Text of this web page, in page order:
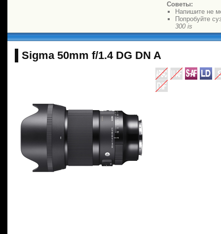
Советы:
Напишите не
Попробуйте
300 is
Sigma 50mm f/1.4 DG DN A